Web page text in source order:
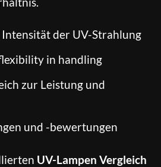
der UV-Strahlung
in handling
zur Leistung und
und -bewertungen
UV-Lampen Vergleich